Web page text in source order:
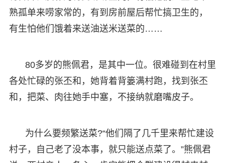
熟孤单来唠家常的，有到房前屋后帮忙搞卫生的，
有生怕他们饿着来送油送米送菜的……
80多岁的熊佩君，是其中一位。很难碰到在村里
各处忙碌的张丕和，她背着背篓满村跑，找到张丕
和，把菜、肉往她手中塞，不接纳就磨嘴皮子。
为什么要频繁送菜?“他们隔了几千里来帮忙建设
村子，自己老了没本事，就只能送点菜了。”熊佩君